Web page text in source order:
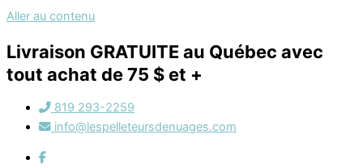
Aller au contenu
Livraison GRATUITE au Québec avec
tout achat de 75 $ et +
819 293-2259
info@lespelleteursdenuages.com